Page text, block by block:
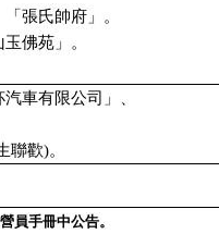
張氏帥府」。
佛苑」。
車有限公司 」、
聯歡)。
員手冊中公告。